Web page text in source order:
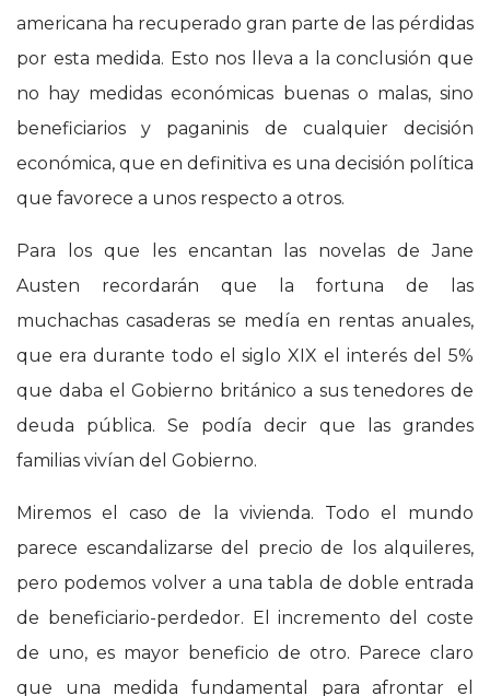
americana ha recuperado gran parte de las pérdidas
por esta medida. Esto nos lleva a la conclusión que
no hay medidas económicas buenas o malas, sino
beneficiarios y paganinis de cualquier decisión
económica, que en definitiva es una decisión política
que favorece a unos respecto a otros.
Para los que les encantan las novelas de Jane
Austen recordarán que la fortuna de las
muchachas casaderas se medía en rentas anuales,
que era durante todo el siglo XIX el interés del 5%
que daba el Gobierno británico a sus tenedores de
deuda pública. Se podía decir que las grandes
familias vivían del Gobierno.
Miremos el caso de la vivienda. Todo el mundo
parece escandalizarse del precio de los alquileres,
pero podemos volver a una tabla de doble entrada
de beneficiario-perdedor. El incremento del coste
de uno, es mayor beneficio de otro. Parece claro
que una medida fundamental para afrontar el